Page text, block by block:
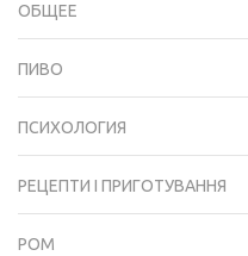
ОБЩЕЕ
ПИВО
ПСИХОЛОГИЯ
РЕЦЕПТИ І ПРИГОТУВАННЯ
РОМ